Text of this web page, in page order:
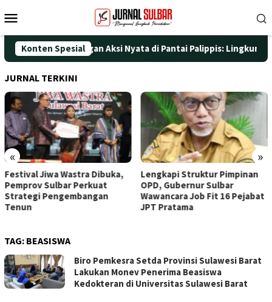
ke
Mobile
Konten Spesial
ke-25 dengan Aksi Nyata di Pantai Palippis: Lingkungan
JURNAL TERKINI
« »
Festival Jiwa Wastra Dibuka,
Pemprov Sulbar Perkuat
Strategi Pengembangan
Tenun
Lengkapi Struktur Pimpinan
OPD, Gubernur Sulbar
Wawancara Job Fit 16 Pejabat
JPT Pratama
TAG: BEASISWA
Biro Pemkesra Setda Provinsi Sulawesi Barat
Lakukan Monev Penerima Beasiswa
Kedokteran di Universitas Sulawesi Barat